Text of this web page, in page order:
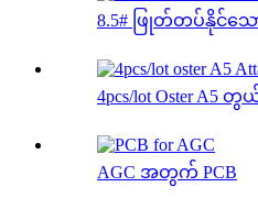
8.5# ဖြုတ်တပ်နိုင်သော
4pcs/lot Oster
AGC အတွက် PCB